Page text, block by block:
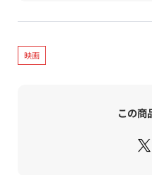
映画
この商